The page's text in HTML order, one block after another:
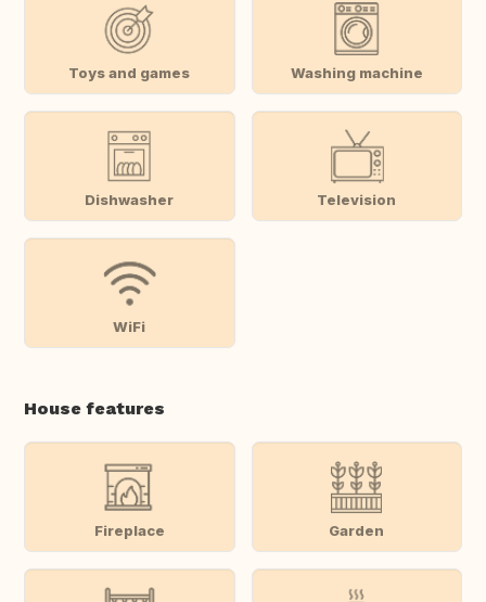
Toys and games Washing machine
Dishwasher Television
WiFi
House features
Fireplace Garden